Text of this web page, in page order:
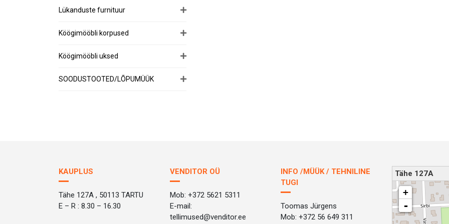
Lükanduste furnituur
Köögimööbli korpused
Köögimööbli uksed
SOODUSTOOTED/LÕPUMÜÜK
KAUPLUS
Tähe 127A , 50113 TARTU
E – R : 8.30 – 16.30
VENDITOR OÜ
Mob: +372 5621 5311
E-mail:
tellimused@venditor.ee
INFO /MÜÜK / TEHNILINE
TUGI
Toomas Jürgens
Mob: +372 56 649 311
Tähe 127A
loading map - please
+
-